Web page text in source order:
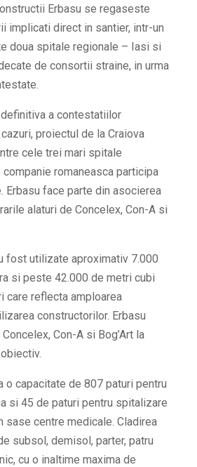
Erbasu se regaseste
implicati direct in santier, intr-un
doua spitale regionale – Iasi si
de consortii straine, in urma
a contestatiilor
proiectul de la Craiova
cele trei mari spitale
romaneasca participa
Erbasu face parte din asocierea
alaturi de Concelex, Con-A si
fost utilizate aproximativ 7.000
si peste 42.000 de metri cubi
care reflecta amploarea
constructorilor. Erbasu
Con-A si Bog’Art la
o capacitate de 807 paturi pentru
si 45 de paturi pentru spitalizare
sase centre medicale. Cladirea
subsol, demisol, parter, patru
cu o inaltime maxima de